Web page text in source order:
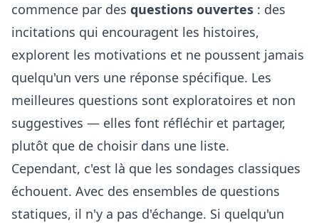
commence par des questions ouvertes : des
incitations qui encouragent les histoires,
explorent les motivations et ne poussent jamais
quelqu'un vers une réponse spécifique. Les
meilleures questions sont exploratoires et non
suggestives — elles font réfléchir et partager,
plutôt que de choisir dans une liste.
Cependant, c'est là que les sondages classiques
échouent. Avec des ensembles de questions
statiques, il n'y a pas d'échange. Si quelqu'un